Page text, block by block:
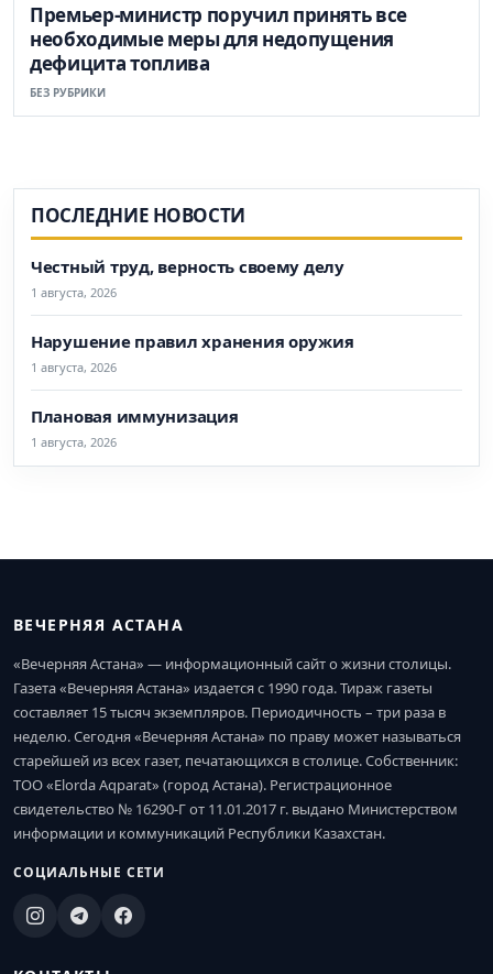
Премьер-министр поручил принять все
необходимые меры для недопущения
дефицита топлива
БЕЗ РУБРИКИ
ПОСЛЕДНИЕ НОВОСТИ
Честный труд, верность своему делу
1 августа, 2026
Нарушение правил хранения оружия
1 августа, 2026
Плановая иммунизация
1 августа, 2026
ВЕЧЕРНЯЯ АСТАНА
«Вечерняя Астана» — информационный сайт о жизни столицы.
Газета «Вечерняя Астана» издается с 1990 года. Тираж газеты
составляет 15 тысяч экземпляров. Периодичность – три раза в
неделю. Сегодня «Вечерняя Астана» по праву может называться
старейшей из всех газет, печатающихся в столице. Собственник:
ТОО «Elorda Aqparat» (город Астана). Регистрационное
свидетельство № 16290-Г от 11.01.2017 г. выдано Министерством
информации и коммуникаций Республики Казахстан.
СОЦИАЛЬНЫЕ СЕТИ